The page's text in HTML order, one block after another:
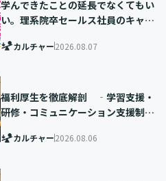
学んできたことの延長でなくてもい
い。理系院卒セールス社員のキャリ
カルチャー2026.08.07
福利厚生を徹底解剖 ‐学習支援・
研修・コミュニケーション支援制度
カルチャー2026.08.06